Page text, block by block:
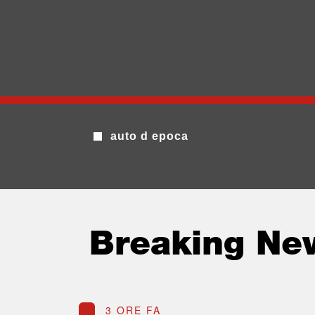
auto d epoca
Breaking
3 ORE FA